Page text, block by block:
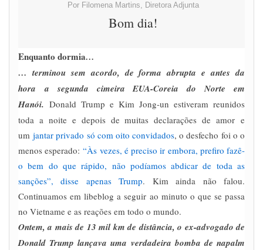
Por Filomena Martins, Diretora Adjunta
Bom dia!
Enquanto dormia…
… terminou sem acordo, de forma abrupta e antes da
hora a segunda cimeira EUA-Coreia do Norte em
Hanói. Donald Trump e Kim Jong-un estiveram reunidos
toda a noite e depois de muitas declarações de amor e
umjantar privado só com oito convidados, o desfecho foi o o
menos esperado:“Às vezes, é preciso ir embora, prefiro fazê-
o bem do que rápido, não podíamos abdicar de toda as
sanções”, disse apenas Trump. Kim ainda não falou.
Continuamos em libeblog a seguir ao minuto o que se passa
no Vietname e as reações em todo o mundo.
Ontem, a mais de 13 mil km de distância, o ex-advogado de
Donald Trump lançava uma verdadeira bomba de napalm